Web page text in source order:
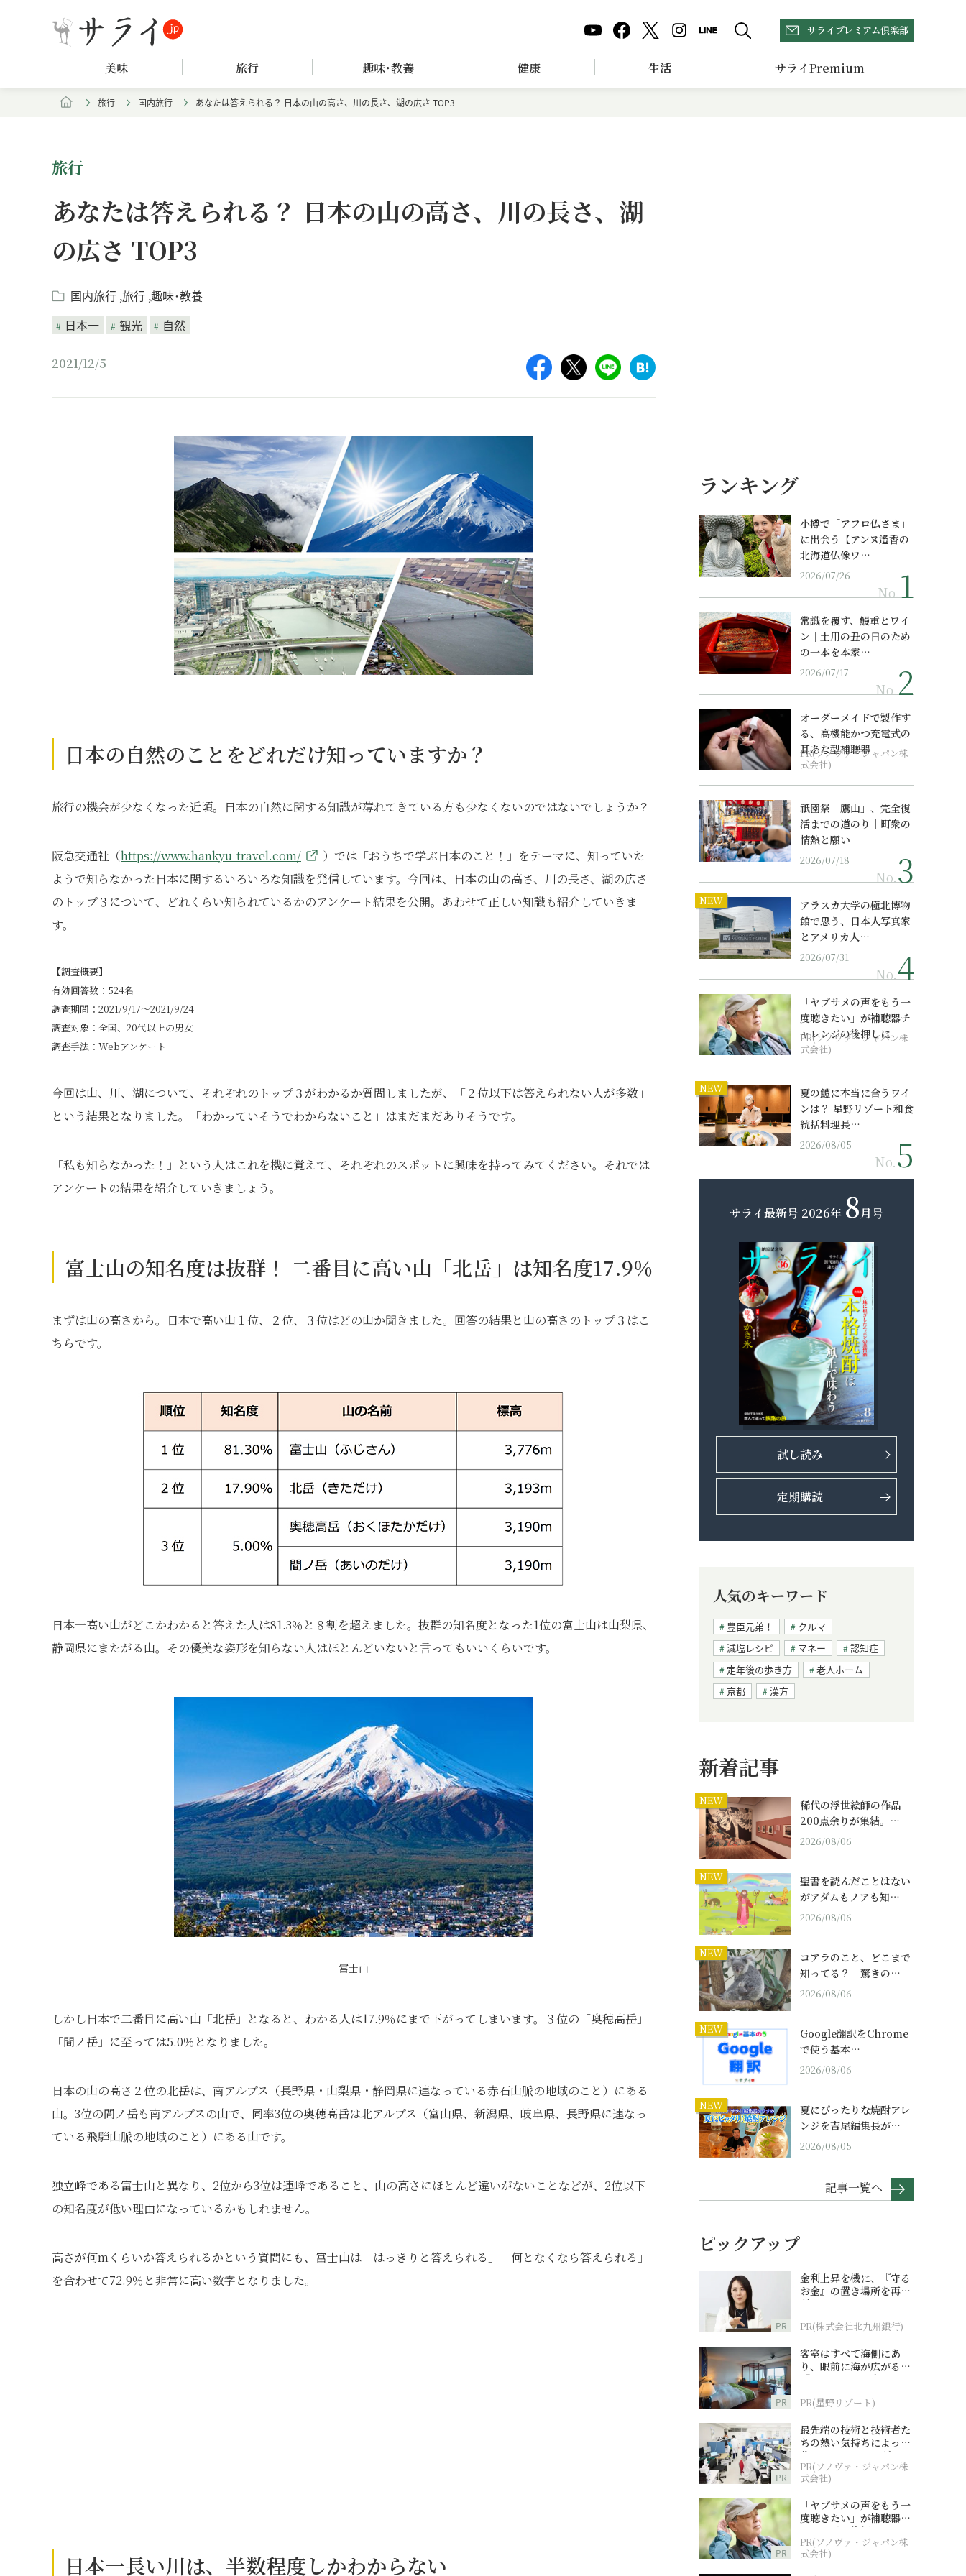
サライプレミアム倶楽部
美味 旅行 趣味･教養 健康 生活 サライPremium
旅行 国内旅行 あなたは答えられる？ 日本の山の高さ、川の長さ、湖の広さ TOP3
旅行
あなたは答えられる？ 日本の山の高さ、川の長さ、湖
の広さ TOP3
国内旅行 旅行 趣味･教養
日本一
観光 自然
2021/12/5
日本の自然のことをどれだけ知っていますか？
旅行の機会が少なくなった近頃。日本の自然に関する知識が薄れてきている方も少なくないのではないでしょうか？
阪急交通社（https://www.hankyu-travel.com/
）では「おうちで学ぶ日本のこと！」をテーマに、知っていた
ようで知らなかった日本に関するいろいろな知識を発信しています。今回は、日本の山の高さ、川の長さ、湖の広さ
のトップ３について、どれくらい知られているかのアンケート結果を公開。あわせて正しい知識も紹介していきま
す。
【調査概要】
有効回答数：524名
調査期間：2021/9/17～2021/9/24
調査対象：全国、20代以上の男女
調査手法：Webアンケート
今回は山、川、湖について、それぞれのトップ３がわかるか質問しましたが、「２位以下は答えられない人が多数」
という結果となりました。「わかっていそうでわからないこと」はまだまだありそうです。
「私も知らなかった！」という人はこれを機に覚えて、それぞれのスポットに興味を持ってみてください。それでは
アンケートの結果を紹介していきましょう。
富士山の知名度は抜群！ 二番目に高い山「北岳」は知名度17.9％
まずは山の高さから。日本で高い山１位、２位、３位はどの山か聞きました。回答の結果と山の高さのトップ３はこ
ちらです。
日本一高い山がどこかわかると答えた人は81.3％と８割を超えました。抜群の知名度となった1位の富士山は山梨県、
静岡県にまたがる山。その優美な姿形を知らない人はほとんどいないと言ってもいいくらいです。
富士山
しかし日本で二番目に高い山「北岳」となると、わかる人は17.9％にまで下がってしまいます。３位の「奥穂高岳」
「間ノ岳」に至っては5.0％となりました。
日本の山の高さ２位の北岳は、南アルプス（長野県・山梨県・静岡県に連なっている赤石山脈の地域のこと）にある
山。3位の間ノ岳も南アルプスの山で、同率3位の奥穂高岳は北アルプス（富山県、新潟県、岐阜県、長野県に連なっ
ている飛騨山脈の地域のこと）にある山です。
独立峰である富士山と異なり、2位から3位は連峰であること、山の高さにほとんど違いがないことなどが、2位以下
の知名度が低い理由になっているかもしれません。
高さが何mくらいか答えられるかという質問にも、富士山は「はっきりと答えられる」「何となくなら答えられる」
を合わせて72.9％と非常に高い数字となりました。
日本一長い川は、半数程度しかわからない
ランキング
小樽で「アフロ仏さま」
に出会う【アンヌ遙香の
北海道仏像ワ…
2026/07/26
No.
常識を覆す、鰻重とワイ
ン｜土用の丑の日のため
の一本を本家…
2026/07/17
No.
オーダーメイドで製作す
る、高機能かつ充電式の
耳あな型補聴器
PR(ソノヴァ・ジャパン株
式会社)
祇園祭「鷹山」、完全復
活までの道のり｜町衆の
情熱と願い
2026/07/18
No.
NEW
アラスカ大学の極北博物
館で思う、日本人写真家
とアメリカ人…
2026/07/31
No.
「ヤブサメの声をもう一
度聴きたい」が補聴器チ
ャレンジの後押しに
PR(ソノヴァ・ジャパン株
式会社)
NEW
夏の鱧に本当に合うワイ
ンは？ 星野リゾート和食
統括料理長…
2026/08/05
No.
サライ最新号 2026年 8月号
試し読み
定期購読
人気のキーワード
豊臣兄弟！
クルマ
減塩レシピ
マネー
認知症
定年後の歩き方
老人ホーム
京都
漢方
新着記事
NEW
稀代の浮世絵師の作品
200点余りが集結。…
2026/08/06
NEW
聖書を読んだことはない
がアダムもノアも知…
2026/08/06
NEW
コアラのこと、どこまで
知ってる？ 驚きの…
2026/08/06
NEW
Google翻訳をChrome
で使う基本…
2026/08/06
NEW
夏にぴったりな焼酎アレ
ンジを吉尾編集長が…
2026/08/05
記事一覧へ
ピックアップ
PR
金利上昇を機に、『守る
お金』の置き場所を再検
討
PR(株式会社北九州銀行)
PR
客室はすべて海側にあ
り、眼前に海が広がる
『西表島ホテル by 星野
PR(星野リゾート)
PR
最先端の技術と技術者た
ちの熱い気持ちによって
作られているオーダーメ
イド補聴器
PR(ソノヴァ・ジャパン株
式会社)
PR
「ヤブサメの声をもう一
度聴きたい」が補聴器チ
ャレンジの後押しに
PR(ソノヴァ・ジャパン株
式会社)